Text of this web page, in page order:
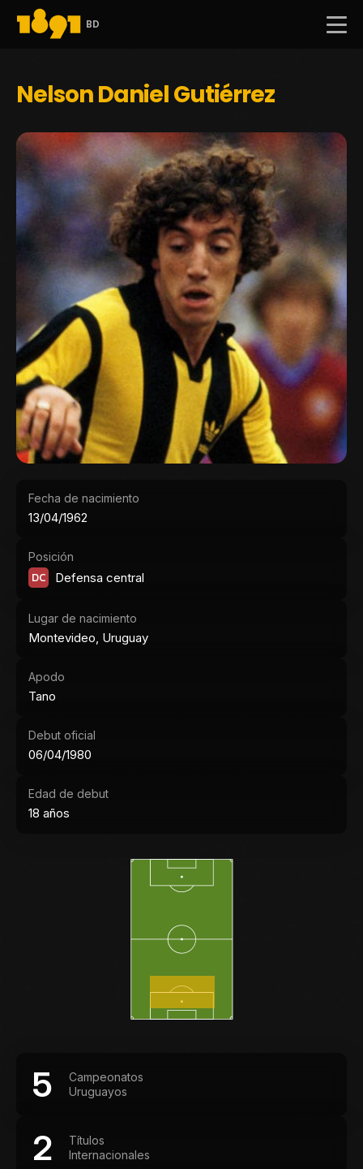
BD
Nelson Daniel Gutiérrez
Fecha de nacimiento
13/04/1962
Posición
DC Defensa central
Lugar de nacimiento
Montevideo, Uruguay
Apodo
Tano
Debut oficial
06/04/1980
Edad de debut
18 años
5
Campeonatos
Uruguayos
2
Títulos
Internacionales